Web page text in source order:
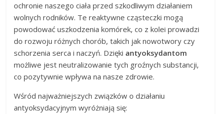
ochronie naszego ciała przed szkodliwym działaniem
wolnych rodników. Te reaktywne cząsteczki mogą
powodować uszkodzenia komórek, co z kolei prowadzi
do rozwoju różnych chorób, takich jak nowotwory czy
schorzenia serca i naczyń. Dzięki antyoksydantom
możliwe jest neutralizowanie tych groźnych substancji,
co pozytywnie wpływa na nasze zdrowie.
Wśród najważniejszych związków o działaniu
antyoksydacyjnym wyróżniają się: